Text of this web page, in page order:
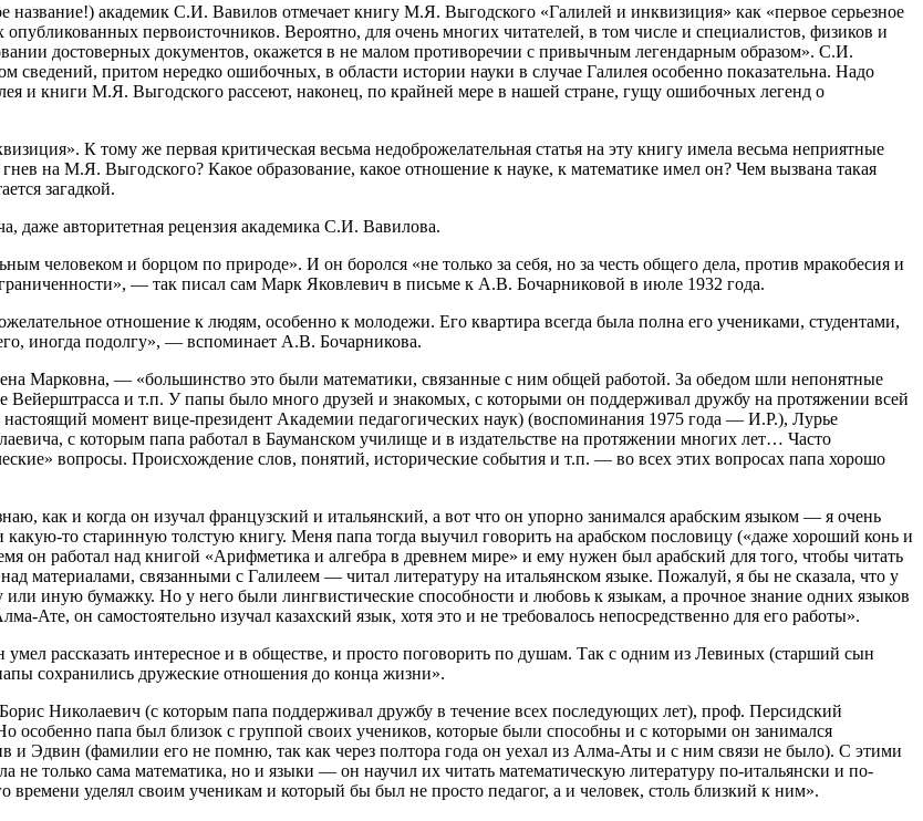
название!) академик С.И. Вавилов отмечает книгу М.Я. Выгодского «Галилей и инквизиция» как «первое серьезное
первоисточников. Вероятно, для очень многих читателей, в том числе и специалистов, физиков и
достоверных документов, окажется в не малом противоречии с привычным легендарным образом». С.И.
притом нередко ошибочных, в области истории науки в случае Галилея особенно показательна. Надо
и книги М.Я. Выгодского рассеют, наконец, по крайней мере в нашей стране, гущу ошибочных легенд о
К тому же первая критическая весьма недоброжелательная статья на эту книгу имела весьма неприятные
на М.Я. Выгодского? Какое образование, какое отношение к науке, к математике имел он? Чем вызвана такая
загадкой.
даже авторитетная рецензия академика С.И. Вавилова.
человеком и борцом по природе». И он боролся «не только за себя, но за честь общего дела, против мракобесия и
— так писал сам Марк Яковлевич в письме к А.В. Бочарниковой в июле 1932 года.
отношение к людям, особенно к молодежи. Его квартира всегда была полна его учениками, студентами,
иногда подолгу», — вспоминает А.В. Бочарникова.
Марковна, — «большинство это были математики, связанные с ним общей работой. За обедом шли непонятные
Вейерштрасса и т.п. У папы было много друзей и знакомых, с которыми он поддерживал дружбу на протяжении всей
момент вице-президент Академии педагогических наук) (воспоминания 1975 года — И.Р.), Лурье
с которым папа работал в Бауманском училище и в издательстве на протяжении многих лет… Часто
вопросы. Происхождение слов, понятий, исторические события и т.п. — во всех этих вопросах папа хорошо
как и когда он изучал французский и итальянский, а вот что он упорно занимался арабским языком — я очень
то старинную толстую книгу. Меня папа тогда выучил говорить на арабском пословицу («даже хороший конь и
он работал над книгой «Арифметика и алгебра в древнем мире» и ему нужен был арабский для того, чтобы читать
материалами, связанными с Галилеем — читал литературу на итальянском языке. Пожалуй, я бы не сказала, что у
или иную бумажку. Но у него были лингвистические способности и любовь к языкам, а прочное знание одних языков
Ате, он самостоятельно изучал казахский язык, хотя это и не требовалось непосредственно для его работы».
рассказать интересное и в обществе, и просто поговорить по душам. Так с одним из Левиных (старший сын
сохранились дружеские отношения до конца жизни».
Николаевич (с которым папа поддерживал дружбу в течение всех последующих лет), проф. Персидский
особенно папа был близок с группой своих учеников, которые были способны и с которыми он занимался
Эдвин (фамилии его не помню, так как через полтора года он уехал из Алма-Аты и с ним связи не было). С этими
не только сама математика, но и языки — он научил их читать математическую литературу по-итальянски и по-
уделял своим ученикам и который бы был не просто педагог, а и человек, столь близкий к ним».